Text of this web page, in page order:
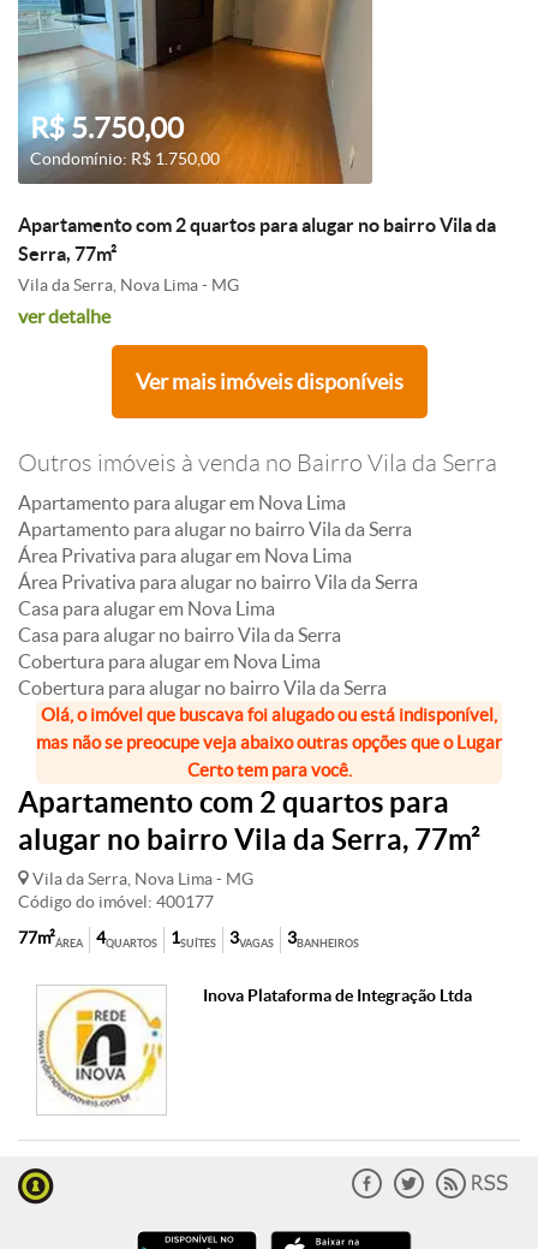
R$ 5.750,00
Condomínio: R$ 1.750,00
Apartamento com 2 quartos para alugar no bairro Vila da
Serra, 77m²
Vila da Serra, Nova Lima - MG
ver detalhe
Ver mais imóveis disponíveis
Outros imóveis à venda no Bairro Vila da Serra
Apartamento para alugar em Nova Lima
Apartamento para alugar no bairro Vila da Serra
Área Privativa para alugar em Nova Lima
Área Privativa para alugar no bairro Vila da Serra
Casa para alugar em Nova Lima
Casa para alugar no bairro Vila da Serra
Cobertura para alugar em Nova Lima
Cobertura para alugar no bairro Vila da Serra
Olá, o imóvel que buscava foi alugado ou está indisponível,
mas não se preocupe veja abaixo outras opções que o Lugar
Certo tem para você.
Apartamento com 2 quartos para
alugar no bairro Vila da Serra, 77m²
Vila da Serra, Nova Lima - MG
Código do imóvel: 400177
ÁREA
77m² QUARTOS
4 SUÍTES
1 VAGAS
3 BANHEIROS
3
Inova Plataforma de Integração Ltda